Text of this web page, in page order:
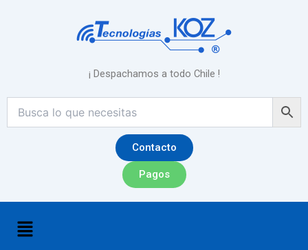
¡ Despachamos a todo Chile !
Contacto
Pagos
Menú